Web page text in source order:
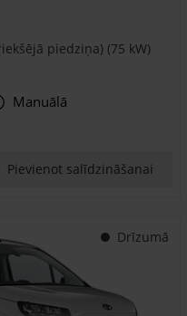
piedziņa) (75 kW)
Manuālā
Pievienot salīdzināšanai
Drīzumā